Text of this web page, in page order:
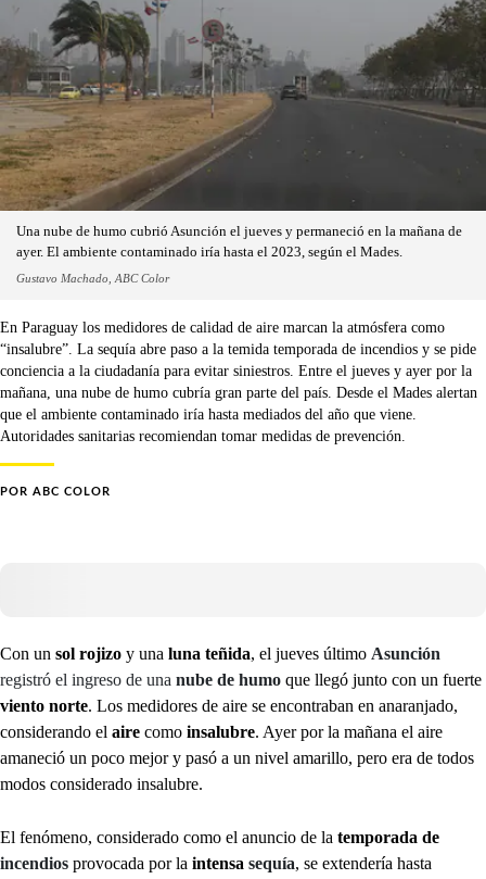
Una nube de humo cubrió Asunción el jueves y permaneció en la mañana de
ayer. El ambiente contaminado iría hasta el 2023, según el Mades.
Gustavo Machado, ABC Color
En Paraguay los medidores de calidad de aire marcan la atmósfera como
“insalubre”. La sequía abre paso a la temida temporada de incendios y se pide
conciencia a la ciudadanía para evitar siniestros. Entre el jueves y ayer por la
mañana, una nube de humo cubría gran parte del país. Desde el Mades alertan
que el ambiente contaminado iría hasta mediados del año que viene.
Autoridades sanitarias recomiendan tomar medidas de prevención.
POR ABC COLOR
Con un sol rojizo y una luna teñida, el jueves último Asunción
registró el ingreso de una nube de humo que llegó junto con un fuerte
viento norte. Los medidores de aire se encontraban en anaranjado,
considerando el aire como insalubre. Ayer por la mañana el aire
amaneció un poco mejor y pasó a un nivel amarillo, pero era de todos
modos considerado insalubre.
El fenómeno, considerado como el anuncio de la temporada de
incendios provocada por la intensa sequía, se extendería hasta